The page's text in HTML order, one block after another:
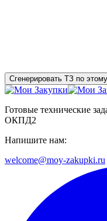
Сгенерировать ТЗ по
Готовые технические
ОКПД2
Напишите нам:
welcome@moy-zakupki.ru